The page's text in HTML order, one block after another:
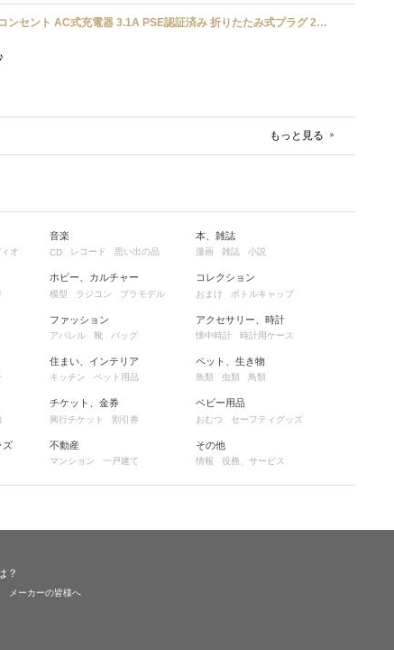
UGREEN usbアダプタ usb コンセント AC式充電器 3.1A PSE認証済み 折りたたみ式プラグ 2ポート
♪
もっと見る
オ
ズ
音楽
CD レコード 思い出の品
ホビー、カルチャー
模型 ラジコン プラモデル
ファッション
アパレル 靴 バッグ
住まい、インテリア
キッチン ペット用品
チケット、金券
興行チケット 割引券
不動産
マンション 一戸建て
本、雑誌
漫画 雑誌 小説
コレクション
おまけ ボトルキャップ
アクセサリー、時計
懐中時計 時計用ケース
ペット、生き物
魚類 虫類 鳥類
ベビー用品
おむつ セーフティグッズ
その他
情報 役務、サービス
？
メーカーの皆様へ